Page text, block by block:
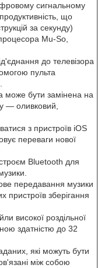
сигнальному
що
за секунду)
Mu-So,
до телевізора
пульта
може бути замінена на
— оливковий,
з пристроїв iOS
переваги нової
Bluetooth для
передавання музики
зберігання
високої роздільної
здатністю до 32
які можуть бути
між собою